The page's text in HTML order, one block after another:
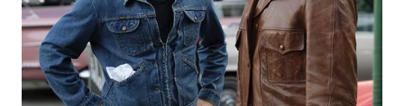
WN
SAMOSIR
WN
PADANG